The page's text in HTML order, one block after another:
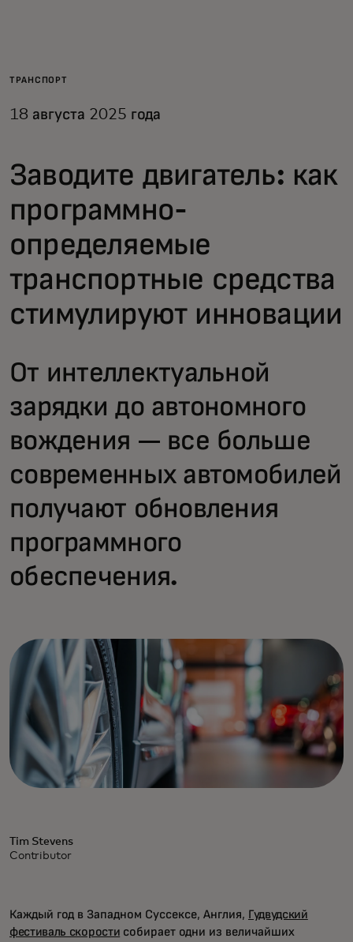
Для бизнеса
Для новаторов
Новости и тренды
ТРАНСПОРТ
18 августа 2025 года
Заводите двигатель: как
программно-
определяемые
транспортные средства
стимулируют инновации
От интеллектуальной
зарядки до автономного
вождения — все больше
современных автомобилей
получают обновления
программного
обеспечения.
Tim Stevens
Contributor
Каждый год в Западном Суссексе, Англия, Гудвудский
фестиваль скорости собирает одни из величайших